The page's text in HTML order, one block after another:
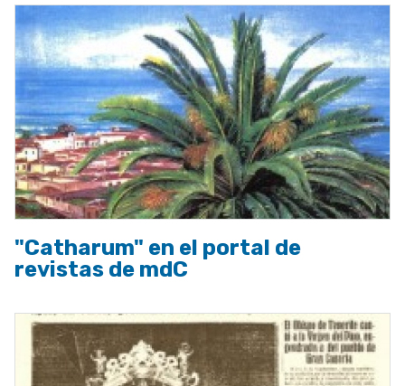
"Catharum" en el portal de
revistas de mdC